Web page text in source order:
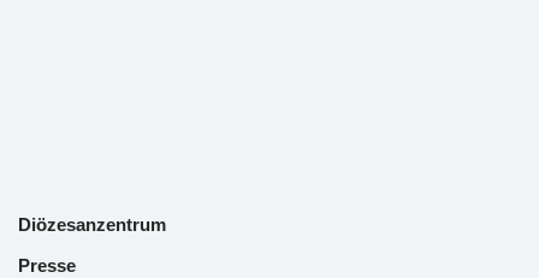
Diözesanzentrum
Presse